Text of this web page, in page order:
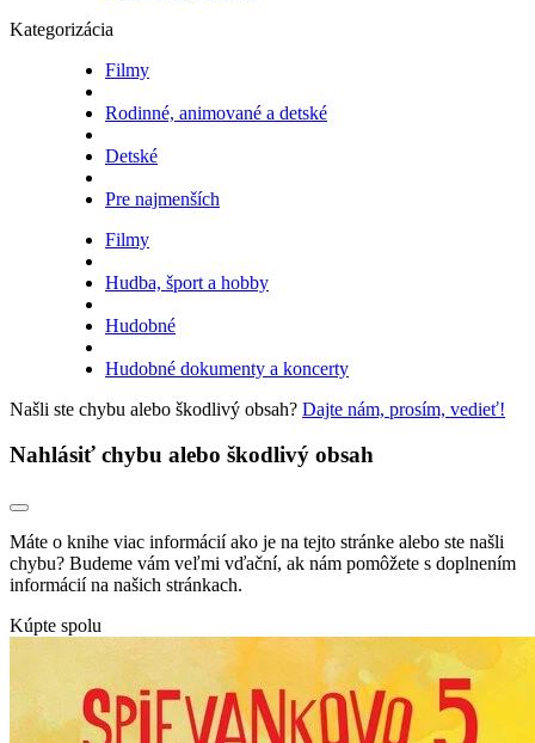
Kategorizácia
Filmy
Rodinné, animované a detské
Detské
Pre najmenších
Filmy
Hudba, šport a hobby
Hudobné
Hudobné dokumenty a koncerty
Našli ste chybu alebo škodlivý obsah? Dajte nám, prosím, vedieť!
Nahlásiť chybu alebo škodlivý obsah
Máte o knihe viac informácií ako je na tejto stránke alebo ste našli
chybu? Budeme vám veľmi vďační, ak nám pomôžete s doplnením
informácií na našich stránkach.
Kúpte spolu